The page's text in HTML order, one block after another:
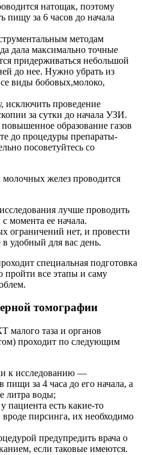
натощак, поэтому
пищу за 6 часов до начала
методам
дала максимально точные
придерживаться небольшой
до нее. Нужно убрать из
виды бобовых,молоко,
исключить проведение
за сутки до начала УЗИ.
образование газов
до процедуры препараты-
посоветуйтесь со
желез проводится
лучше проводить
момента ее начала.
ограничений нет, и провести
удобный для вас день.
специальная подготовка
все этапы и саму
томографии
малого таза и органов
проходит по следующим
к исследованию —
пищи за 4 часа до его начала, а
литра воды;
пациента есть какие-то
вроде пирсинга, их необходимо
предупредить врача о
если таковые имеются.